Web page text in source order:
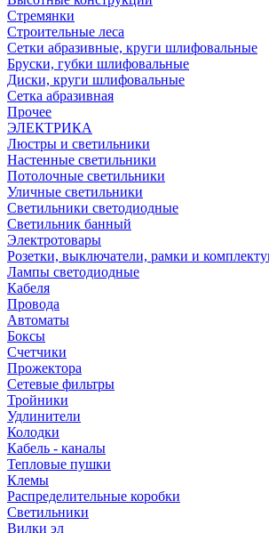
Стремянки
Строительные леса
Сетки абразивные, круги шлифовальные
Бруски, губки шлифовальные
Диски, круги шлифовальные
Сетка абразивная
Прочее
ЭЛЕКТРИКА
Люстры и светильники
Настенные светильники
Потолочные светильники
Уличные светильники
Светильники светодиодные
Светильник банный
Электротовары
Розетки, выключатели, рамки и
Лампы светодиодные
Кабеля
Провода
Автоматы
Боксы
Счетчики
Прожектора
Сетевые фильтры
Тройники
Удлинители
Колодки
Кабель - каналы
Тепловые пушки
Клемы
Распределительные коробки
Светильники
Вилки эл